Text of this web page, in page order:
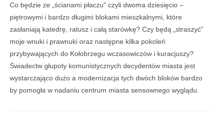
Co będzie ze „ścianami płaczu” czyli dwoma dziesięcio –
piętrowymi i bardzo długimi blokami mieszkalnymi, które
zasłaniają katedrę, ratusz i całą starówkę? Czy będą „straszyć”
moje wnuki i prawnuki oraz następne kilka pokoleń
przybywających do Kołobrzegu wczasowiczów i kuracjuszy?
Świadectw głupoty komunistycznych decydentów miasta jest
wystarczająco dużo a modernizacja tych dwóch bloków bardzo
by pomogła w nadaniu centrum miasta sensownego wyglądu.